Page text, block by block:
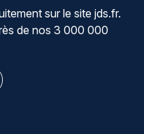
sur le site jds.fr.
de nos 3 000 000